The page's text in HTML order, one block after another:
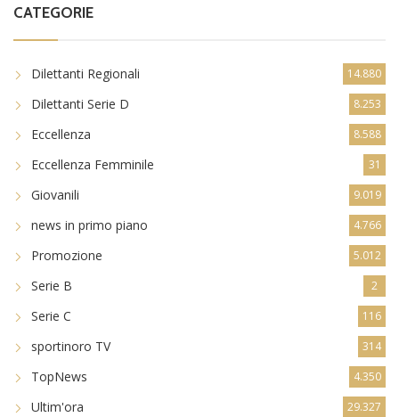
CATEGORIE
Dilettanti Regionali 14.880
Dilettanti Serie D 8.253
Eccellenza 8.588
Eccellenza Femminile 31
Giovanili 9.019
news in primo piano 4.766
Promozione 5.012
Serie B 2
Serie C 116
sportinoro TV 314
TopNews 4.350
Ultim'ora 29.327